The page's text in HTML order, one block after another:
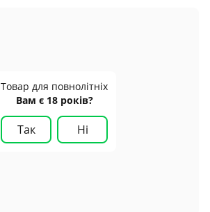
Товар для повнолітніх
Вам є 18 років?
Так Ні